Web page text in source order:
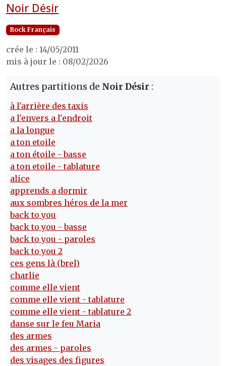
Noir Désir
Rock Français
crée le : 14/05/2011
mis à jour le : 08/02/2026
Autres partitions de Noir Désir :
à l'arrière des taxis
a l'envers a l'endroit
a la longue
a ton etoile
a ton étoile - basse
a ton etoile - tablature
alice
apprends a dormir
aux sombres héros de la mer
back to you
back to you - basse
back to you - paroles
back to you 2
ces gens là (brel)
charlie
comme elle vient
comme elle vient - tablature
comme elle vient - tablature 2
danse sur le feu Maria
des armes
des armes - paroles
des visages des figures